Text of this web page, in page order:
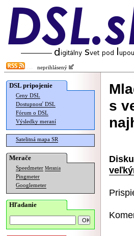
neprihlásený
DSL pripojenie
Ceny DSL
Dostupnosť DSL
Fórum o DSL
Výsledky meraní
Satelitná mapa SR
Merače
Speedmeter Merania
Pingmeter
Googlemeter
Hľadanie
s